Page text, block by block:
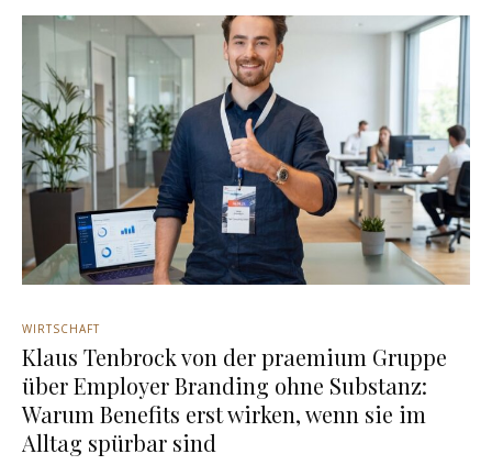
WIRTSCHAFT
Klaus Tenbrock von der praemium Gruppe
über Employer Branding ohne Substanz:
Warum Benefits erst wirken, wenn sie im
Alltag spürbar sind